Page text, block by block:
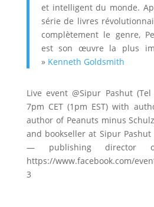
et intelligent du monde.
série de livres
complètement le genre,
est son œuvre la plus
» Kenneth Goldsmith
Live event @Sipur Pashut
7pm CET (1pm EST) with
author of Peanuts minus
and bookseller at Sipur
— publishing director
https://www.facebook.com/
3